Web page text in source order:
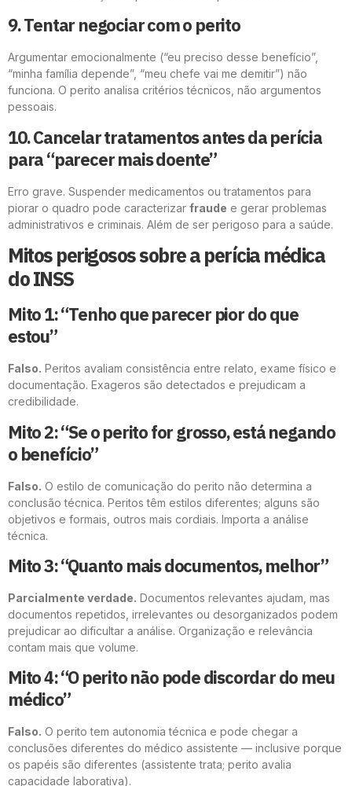
9. Tentar negociar com o perito
Argumentar emocionalmente (“eu preciso desse benefício”,
“minha família depende”, “meu chefe vai me demitir”) não
funciona. O perito analisa critérios técnicos, não argumentos
pessoais.
10. Cancelar tratamentos antes da perícia
para “parecer mais doente”
Erro grave. Suspender medicamentos ou tratamentos para
piorar o quadro pode caracterizar fraude e gerar problemas
administrativos e criminais. Além de ser perigoso para a saúde.
Mitos perigosos sobre a perícia médica
do INSS
Mito 1: “Tenho que parecer pior do que
estou”
Falso. Peritos avaliam consistência entre relato, exame físico e
documentação. Exageros são detectados e prejudicam a
credibilidade.
Mito 2: “Se o perito for grosso, está negando
o benefício”
Falso. O estilo de comunicação do perito não determina a
conclusão técnica. Peritos têm estilos diferentes; alguns são
objetivos e formais, outros mais cordiais. Importa a análise
técnica.
Mito 3: “Quanto mais documentos, melhor”
Parcialmente verdade. Documentos relevantes ajudam, mas
documentos repetidos, irrelevantes ou desorganizados podem
prejudicar ao dificultar a análise. Organização e relevância
contam mais que volume.
Mito 4: “O perito não pode discordar do meu
médico”
Falso. O perito tem autonomia técnica e pode chegar a
conclusões diferentes do médico assistente — inclusive porque
os papéis são diferentes (assistente trata; perito avalia
capacidade laborativa).